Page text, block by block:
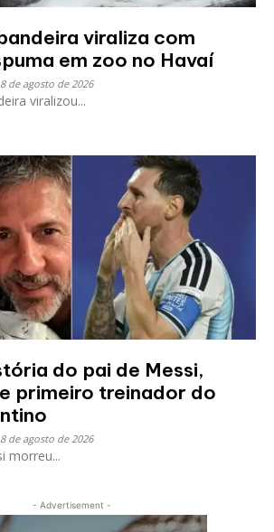
viraliza com
em zoo no Havaí
8 de agosto de 2026
viralizou...
do pai de Messi,
primeiro treinador do
8 de agosto de 2026
morreu...
- Advertisement -